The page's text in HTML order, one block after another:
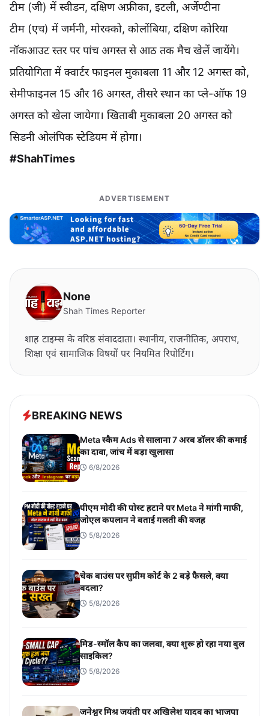
टीम (जी) में स्वीडन, दक्षिण अफ्रीका, इटली, अर्जेण्टीना
टीम (एच) में जर्मनी, मोरक्को, कोलोंबिया, दक्षिण कोरिया
नॉकआउट स्तर पर पांच अगस्त से आठ तक मैच खेलें जायेंगे।
प्रतियोगिता में क्वार्टर फाइनल मुकाबला 11 और 12 अगस्त को,
सेमीफाइनल 15 और 16 अगस्त, तीसरे स्थान का प्ले-ऑफ 19
अगस्त को खेला जायेगा। खिताबी मुकाबला 20 अगस्त को
सिडनी ओलंपिक स्टेडियम में होगा।
#ShahTimes
ADVERTISEMENT
None
Shah Times Reporter
शाह टाइम्स के वरिष्ठ संवाददाता। स्थानीय, राजनीतिक, अपराध,
शिक्षा एवं सामाजिक विषयों पर नियमित रिपोर्टिंग।
BREAKING NEWS
Meta स्कैम Ads से सालाना 7 अरब डॉलर की कमाई
का दावा, जांच में बड़ा खुलासा
6/8/2026
पीएम मोदी की पोस्ट हटाने पर Meta ने मांगी माफी,
जोएल कपलान ने बताई गलती की वजह
5/8/2026
चेक बाउंस पर सुप्रीम कोर्ट के 2 बड़े फैसले, क्या
बदला?
5/8/2026
मिड-स्मॉल कैप का जलवा, क्या शुरू हो रहा नया बुल
साइकिल?
5/8/2026
जनेश्वर मिश्र जयंती पर अखिलेश यादव का भाजपा